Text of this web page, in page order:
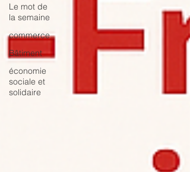
Le mot de
la semaine
commerce
Bâtiment
économie
sociale et
solidaire